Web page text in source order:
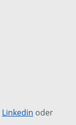
Linkedin oder